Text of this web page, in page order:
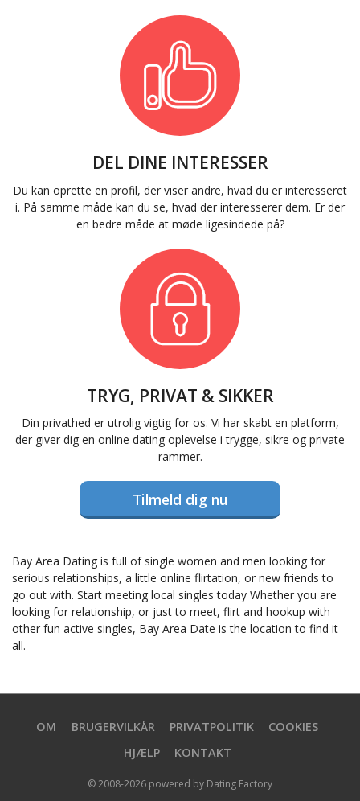
DEL DINE INTERESSER
Du kan oprette en profil, der viser andre, hvad du er interesseret
i. På samme måde kan du se, hvad der interesserer dem. Er der
en bedre måde at møde ligesindede på?
TRYG, PRIVAT & SIKKER
Din privathed er utrolig vigtig for os. Vi har skabt en platform,
der giver dig en online dating oplevelse i trygge, sikre og private
rammer.
Tilmeld dig nu
Bay Area Dating is full of single women and men looking for
serious relationships, a little online flirtation, or new friends to
go out with. Start meeting local singles today Whether you are
looking for relationship, or just to meet, flirt and hookup with
other fun active singles, Bay Area Date is the location to find it
all.
OM BRUGERVILKÅR PRIVATPOLITIK
COOKIES
HJÆLP
KONTAKT
© 2008-2026 powered by Dating Factory